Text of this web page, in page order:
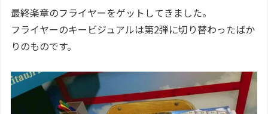
最終楽章のフライヤーをゲットしてきました。
フライヤーのキービジュアルは第2弾に切り替わったばか
りのものです。